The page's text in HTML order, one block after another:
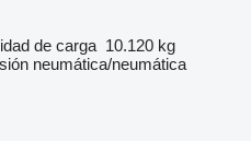
de carga 10.120 kg
neumática/neumática